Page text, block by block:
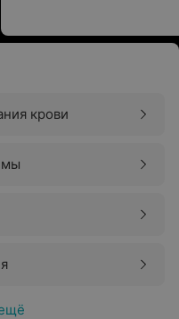
крови